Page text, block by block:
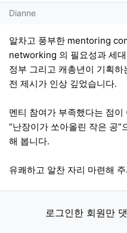
Dianne님의 댓글
Dianne
알차고 풍부한 mentoring
networking 의 필요성과 세
정부 그리고 캐총년이 기획
전 제시가 인상 깊었습니다.
멘티 참여가 부족했다는 점
“난장이가 쏘아올린 작은 공
해 봅니다.
유쾌하고 알찬 자리 마련해
로그인한 회원만